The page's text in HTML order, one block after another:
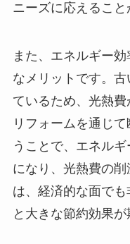
ニーズに応えること
また、エネルギー
なメリットです。
ているため、光熱費
リフォームを通じ
うことで、エネル
になり、光熱費の
は、経済的な面で
と大きな節約効果が